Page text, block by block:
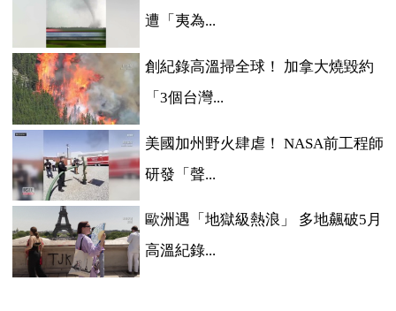
遭「夷為...
創紀錄高溫掃全球！ 加拿大燒毀約
「3個台灣...
美國加州野火肆虐！ NASA前工程師
研發「聲...
歐洲遇「地獄級熱浪」 多地飆破5月
高溫紀錄...